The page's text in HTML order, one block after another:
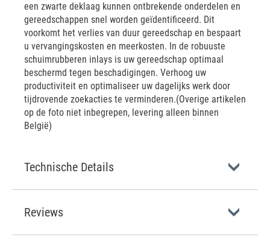
een zwarte deklaag kunnen ontbrekende onderdelen en
gereedschappen snel worden geïdentificeerd. Dit
voorkomt het verlies van duur gereedschap en bespaart
u vervangingskosten en meerkosten. In de robuuste
schuimrubberen inlays is uw gereedschap optimaal
beschermd tegen beschadigingen. Verhoog uw
productiviteit en optimaliseer uw dagelijks werk door
tijdrovende zoekacties te verminderen.(Overige artikelen
op de foto niet inbegrepen, levering alleen binnen
België)
Technische Details
Reviews